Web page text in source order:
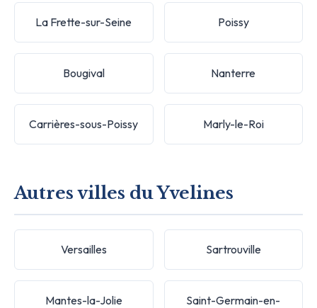
La Frette-sur-Seine Poissy
Bougival Nanterre
Carrières-sous-Poissy Marly-le-Roi
Autres villes du Yvelines
Versailles Sartrouville
Mantes-la-Jolie
Saint-Germain-en-